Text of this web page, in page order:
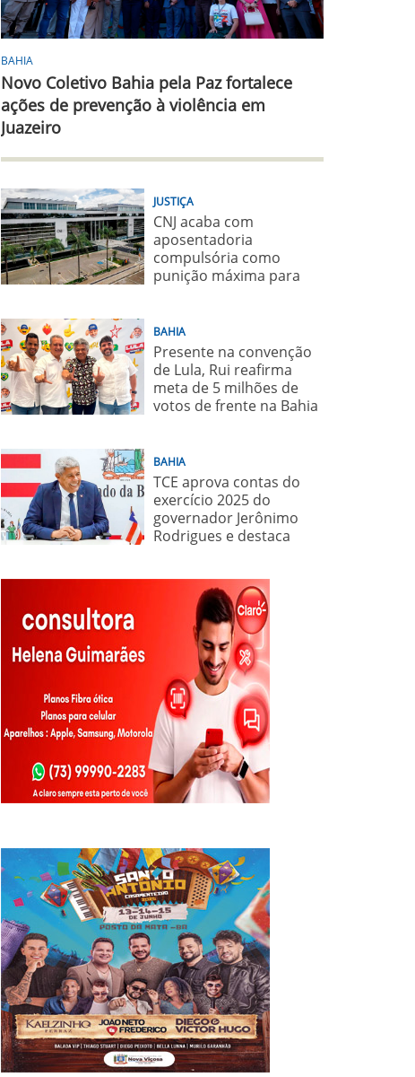
BAHIA
Novo Coletivo Bahia pela Paz fortalece
ações de prevenção à violência em
Juazeiro
JUSTIÇA
CNJ acaba com
aposentadoria
compulsória como
punição máxima para
BAHIA
Presente na convenção
de Lula, Rui reafirma
meta de 5 milhões de
votos de frente na Bahia
BAHIA
TCE aprova contas do
exercício 2025 do
governador Jerônimo
Rodrigues e destaca